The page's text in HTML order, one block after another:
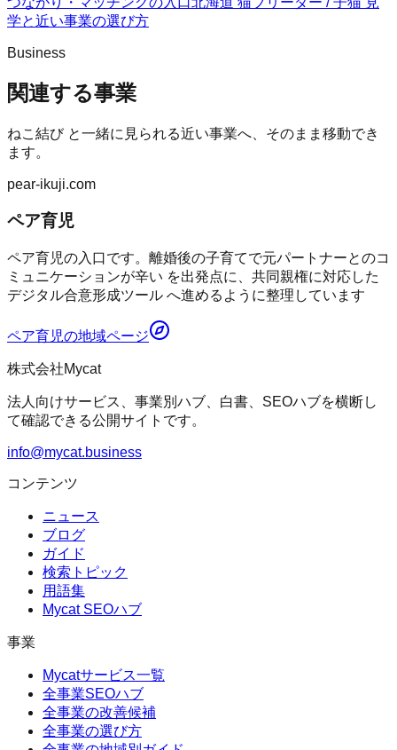
学と近い事業の選び方
Business
関連する事業
ねこ結びと一緒に見られる近い事業へ、そのまま移動でき
ます。
pear-ikuji.com
ペア育児
ペア育児の入口です。離婚後の子育てで元パートナーとのコ
ミュニケーションが辛い を出発点に、共同親権に対応した
デジタル合意形成ツール へ進めるように整理しています
ペア育児の地域ページ
株式会社Mycat
法人向けサービス、事業別ハブ、白書、SEOハブを横断し
て確認できる公開サイトです。
info@mycat.business
コンテンツ
ニュース
ブログ
ガイド
検索トピック
用語集
Mycat SEOハブ
事業
Mycatサービス一覧
全事業SEOハブ
全事業の改善候補
全事業の選び方